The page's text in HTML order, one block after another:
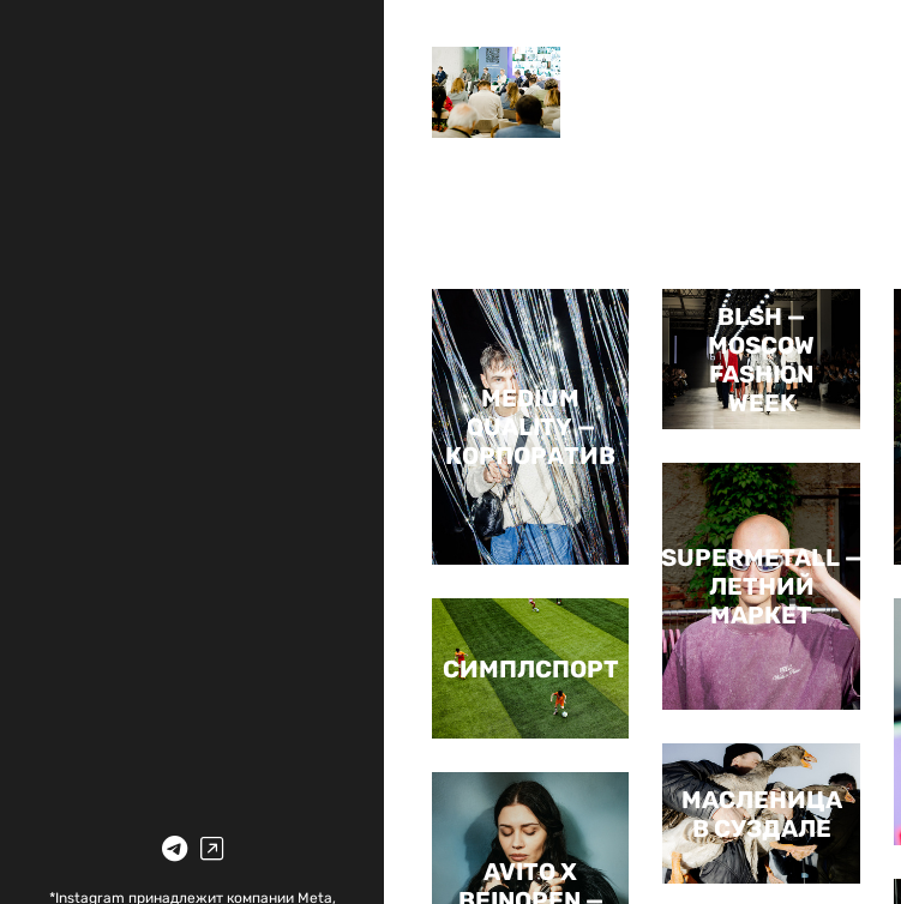
*Instagram принадлежит компании Meta,
MEDIUM
QUALITY —
КОРПОРАТИВ
BLSH —
MOSCOW
FASHION
WEEK
SUPERMETALL —
ЛЕТНИЙ
МАРКЕТ
СИМПЛСПОРТ
МАСЛЕНИЦА
В СУЗДАЛЕ
AVITO X